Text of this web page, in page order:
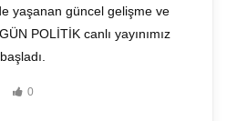
yaşanan güncel gelişme ve
POLİTİK canlı yayınımız
başladı.
0